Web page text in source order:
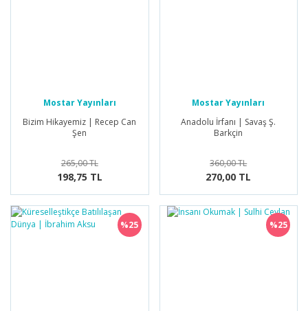
Mostar Yayınları
Bizim Hikayemiz | Recep Can
Şen
265,00 TL
198,75 TL
Mostar Yayınları
Anadolu İrfanı | Savaş Ş.
Barkçin
360,00 TL
270,00 TL
%25 %25